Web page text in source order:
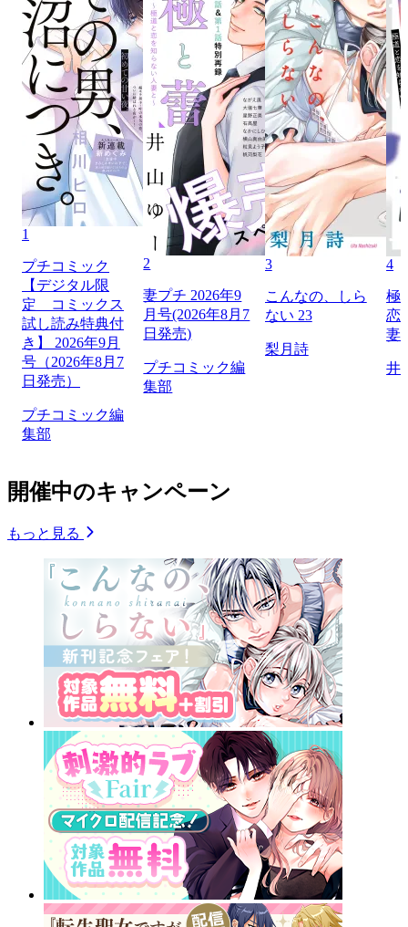
1
プチコミック
【デジタル限
定 コミックス
試し読み特典付
き】 2026年9月
号（2026年8月7
日発売）
プチコミック編
集部
2
妻プチ 2026年9
月号(2026年8月7
日発売)
プチコミック編
集部
3
こんなの、しら
ない 23
梨月詩
4
極
恋
妻
井
開催中のキャンペーン
もっと見る